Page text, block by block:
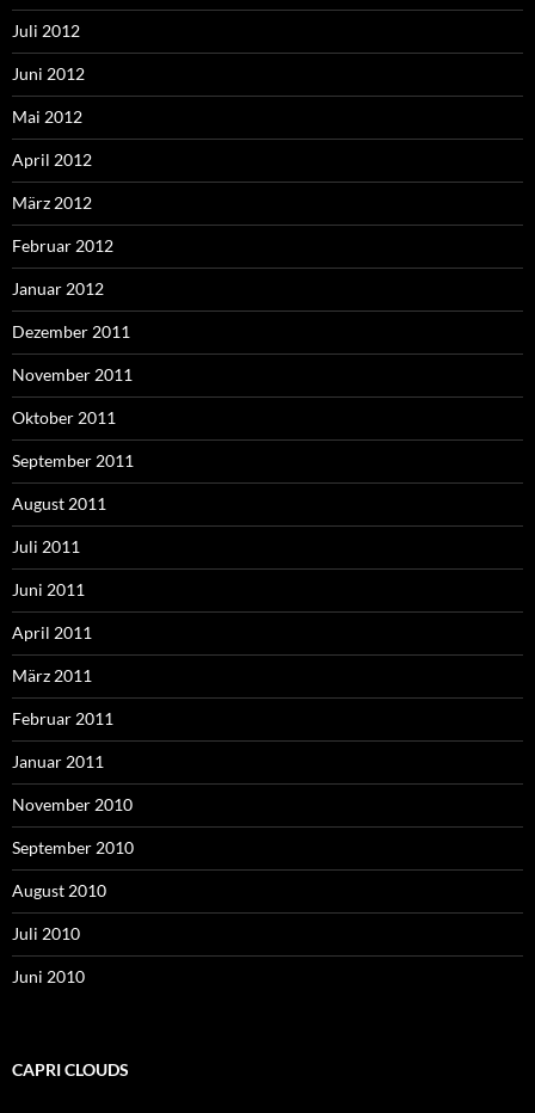
Juli 2012
Juni 2012
Mai 2012
April 2012
März 2012
Februar 2012
Januar 2012
Dezember 2011
November 2011
Oktober 2011
September 2011
August 2011
Juli 2011
Juni 2011
April 2011
März 2011
Februar 2011
Januar 2011
November 2010
September 2010
August 2010
Juli 2010
Juni 2010
CAPRI CLOUDS